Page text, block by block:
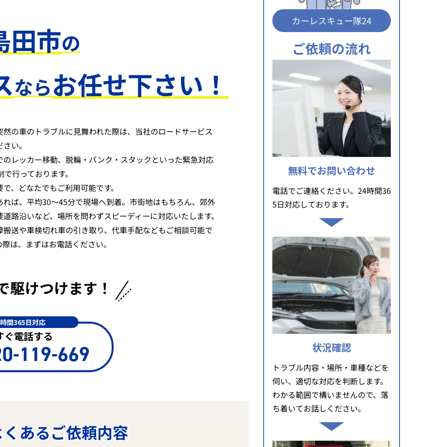
田市の
ならお任せ下さい！
然の車のトラブルに見舞われた際は、当社のロードサービス
い。
のレッカー移動、脱輪・パンク・スタックといった緊急対応
行っております。
、どなたでもご利用可能です。
れば、平均30〜45分で現場へ到着。市街地はもちろん、郊外
路沿いなど、場所を問わずスピーディーに対応いたします。
搬送や車検切れ車の引き取り、代車手配などもご相談可能で
は、まずはお電話ください。
駆けつけます！
間365日対応
ぐ電話する
119-669
あるご依頼内容
カーレスキュー隊24
ご依頼の流れ
無料でお問い合わせ
電話でご連絡ください。24時間36
5日対応しております。
状況確認
トラブル内容・場所・車種などを
伺い、適切な対応を判断します。
わかる範囲で構いませんので、落
ち着いてお話しください。